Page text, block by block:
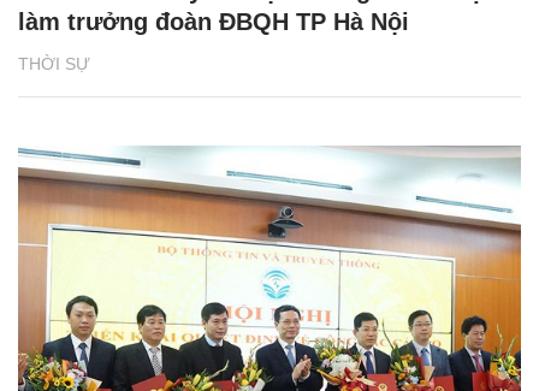
THỜI SỰ
làm trưởng đoàn ĐBQH TP Hà Nội